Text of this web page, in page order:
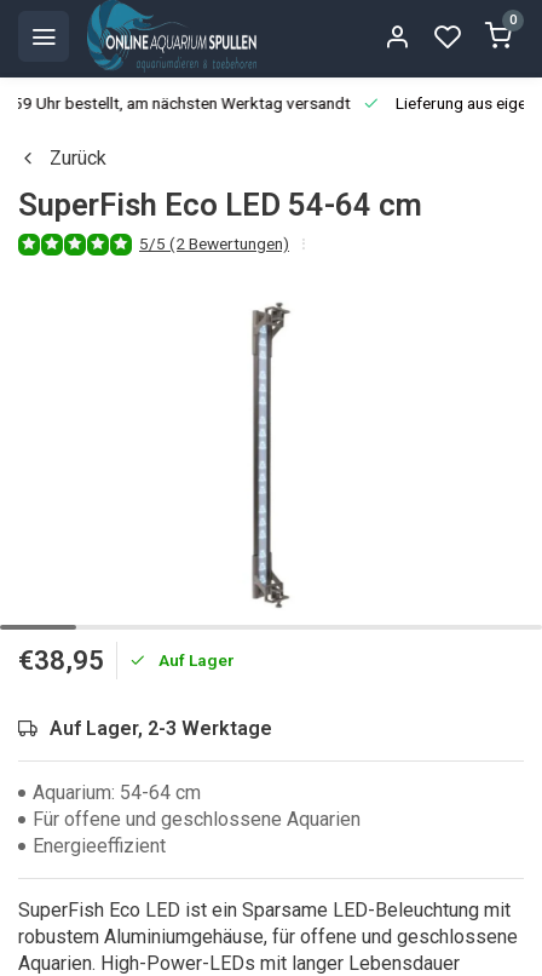
0
Uhr bestellt, am nächsten Werktag versandt Lieferung aus
Zurück
SuperFish Eco LED 54-64 cm
5/5 (2 Bewertungen)
€38,95 Auf Lager
Auf Lager, 2-3 Werktage
Aquarium: 54-64 cm
Für offene und geschlossene Aquarien
Energieeffizient
SuperFish Eco LED ist ein Sparsame LED-Beleuchtung mit
robustem Aluminiumgehäuse, für offene und geschlossene
Aquarien. High-Power-LEDs mit langer Lebensdauer